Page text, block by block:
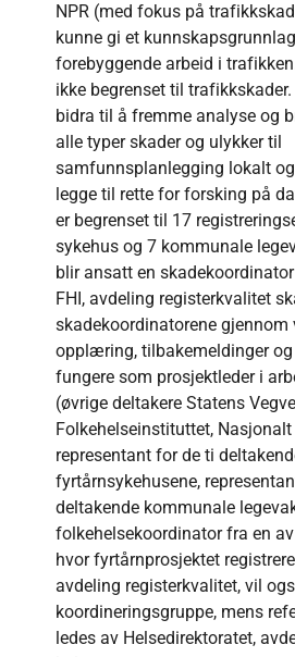
NPR (med fokus på
kunne gi et
forebyggende arbeid i
ikke begrenset til
bidra til å fremme analyse og
alle typer skader og ulykker til
samfunnsplanlegging lokalt
legge til rette for forsking på
er begrenset til 17
sykehus og 7 kommunale
blir ansatt en
FHI, avdeling registerkvalitet
skadekoordinatorene gjennom
opplæring, tilbakemeldinger og
fungere som prosjektleder i
(øvrige deltakere Statens
Folkehelseinstituttet,
representant for de ti
fyrtårnsykehusene,
deltakende kommunale
folkehelsekoordinator fra en
hvor fyrtårnprosjektet
avdeling registerkvalitet, vil
koordineringsgruppe, mens
ledes av Helsedirektoratet,